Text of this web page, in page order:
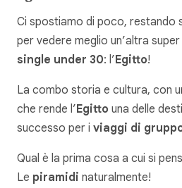
Ci spostiamo di poco, restando
per vedere meglio un’altra
single under 30: l’Egitto!
La combo storia e cultura, con
che rende l’Egitto una delle
successo per i viaggi di
Qual è la prima cosa a cui si
Le piramidi naturalmente!